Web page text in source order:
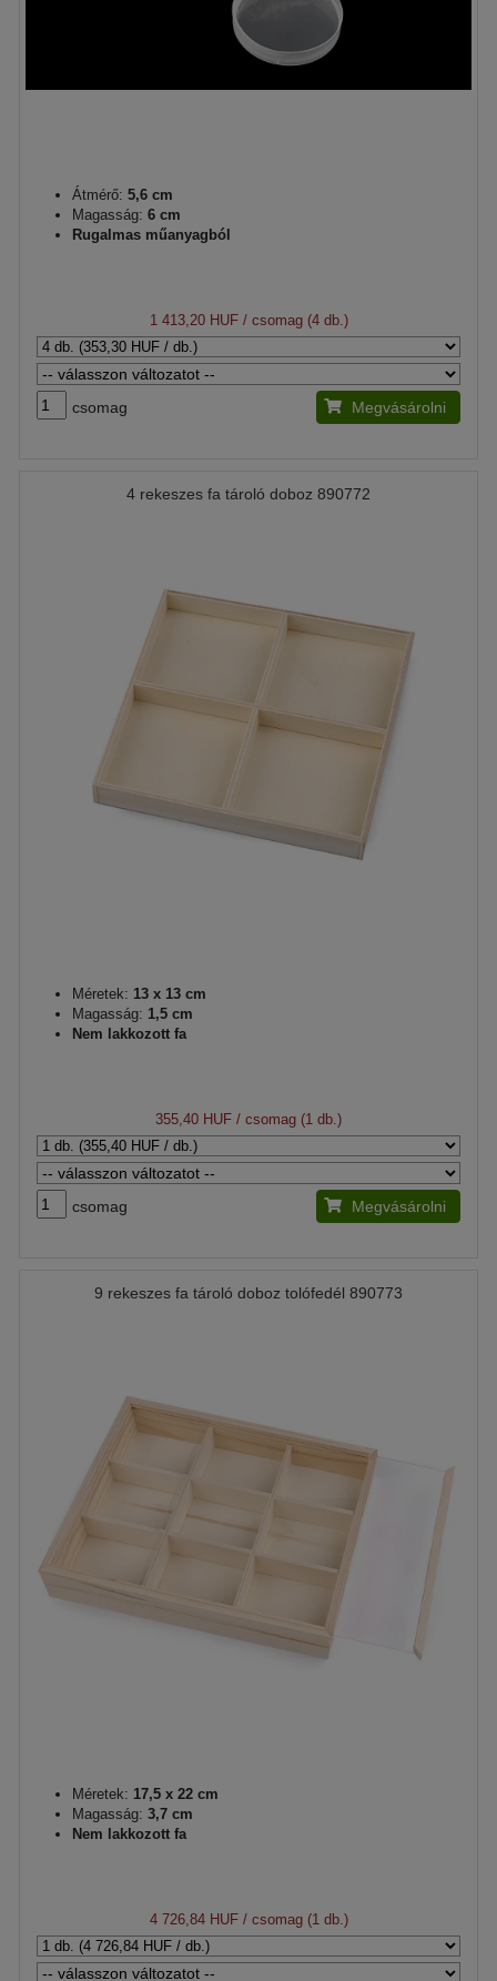
Átmérő: 5,6 cm
Magasság: 6 cm
Rugalmas műanyagból
1 413,20 HUF/ csomag (4 db.)
csomag Megvásárolni
4 rekeszes fa tároló doboz 890772
Méretek: 13 x 13 cm
Magasság: 1,5 cm
Nem lakkozott fa
355,40 HUF / csomag (1 db.)
csomag Megvásárolni
9 rekeszes fa tároló doboz tolófedél 890773
Méretek: 17,5 x 22 cm
Magasság: 3,7 cm
Nem lakkozott fa
4 726,84 HUF/ csomag (1 db.)